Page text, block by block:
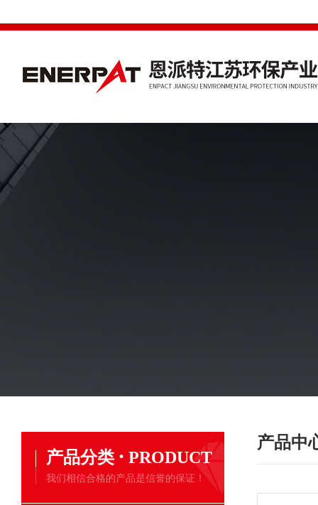
产品分类 · PRODUCT
我们相信合格的产品是信誉的保证！
产品中